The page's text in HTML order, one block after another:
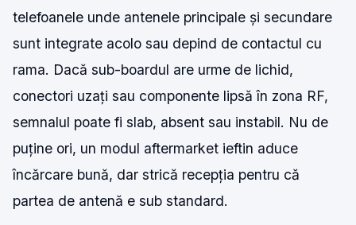
telefoanele unde antenele principale și secundare
sunt integrate acolo sau depind de contactul cu
rama. Dacă sub-boardul are urme de lichid,
conectori uzați sau componente lipsă în zona RF,
semnalul poate fi slab, absent sau instabil. Nu de
puține ori, un modul aftermarket ieftin aduce
încărcare bună, dar strică recepția pentru că
partea de antenă e sub standard.